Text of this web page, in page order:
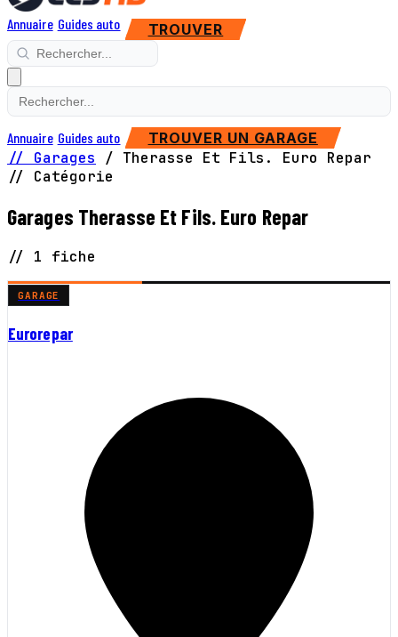
Annuaire Guides auto TROUVER
Annuaire Guides auto TROUVER UN GARAGE
// Garages / Therasse Et Fils. Euro Repar
// Catégorie
Garages Therasse Et Fils. Euro Repar
// 1 fiche
GARAGE
Eurorepar